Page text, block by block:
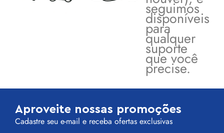
seguimos
disponíveis
para
qualquer
suporte
que você
precise.
Aproveite nossas promoções
Cadastre seu e-mail e receba ofertas exclusivas